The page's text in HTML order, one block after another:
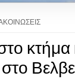
κτήμα